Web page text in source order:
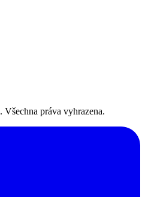
Všechna práva vyhrazena.